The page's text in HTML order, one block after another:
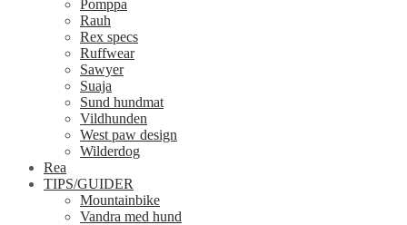
Pomppa
Rauh
Rex specs
Ruffwear
Sawyer
Suaja
Sund hundmat
Vildhunden
West paw design
Wilderdog
Rea
TIPS/GUIDER
Mountainbike
Vandra med hund